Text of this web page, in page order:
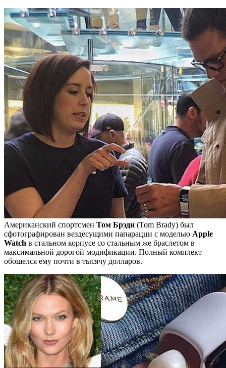
Американский спортсмен Том Брэди (Tom Brady) был
сфотографирован вездесущими папарацци с моделью Apple
Watch в стальном корпусе со стальным же браслетом в
максимальной дорогой модификации. Полный комплект
обошелся ему почти в тысячу долларов.